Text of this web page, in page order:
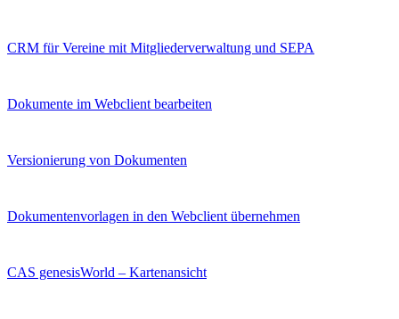
CRM für Vereine mit Mitgliederverwaltung und SEPA
Dokumente im Webclient bearbeiten
Versionierung von Dokumenten
Dokumentenvorlagen in den Webclient übernehmen
CAS genesisWorld – Kartenansicht